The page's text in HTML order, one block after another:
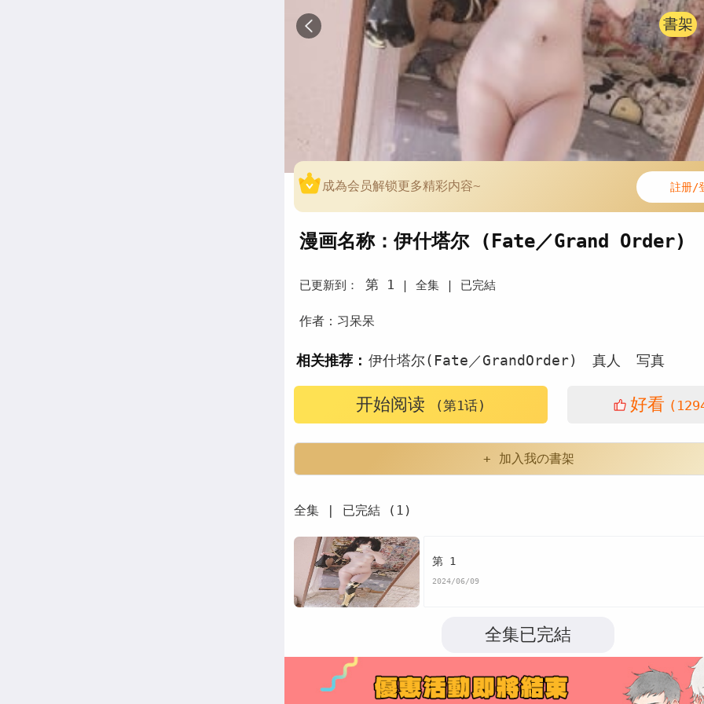
書架
成為会员解锁更多精彩内容~ 註册/
漫画名称：伊什塔尔 (Fate／Grand Order)
已更新到： 第 1 | 全集 | 已完結
作者：习呆呆
相关推荐： 伊什塔尔(Fate／GrandOrder) 真人 写真
开始阅读 (第1话) 好看
+ 加入我の書架
全集 | 已完結 (1)
第 1
2024/06/09
全集已完結